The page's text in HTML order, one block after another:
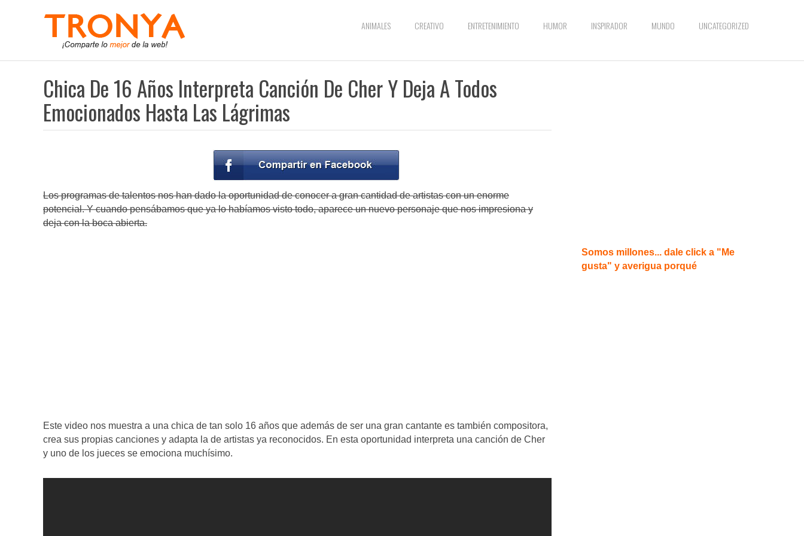
ANIMALES CREATIVO ENTRETENIMIENTO HUMOR INSPIRADOR MUNDO UNCATEGORIZED
Chica De 16 Años Interpreta Canción De Cher Y Deja A Todos
Emocionados Hasta Las Lágrimas
Los programas de talentos nos han dado la oportunidad de conocer a gran cantidad de artistas con un enorme
potencial. Y cuando pensábamos que ya lo habíamos visto todo, aparece un nuevo personaje que nos impresiona y
deja con la boca abierta.
Este video nos muestra a una chica de tan solo 16 años que además de ser una gran cantante es también compositora,
crea sus propias canciones y adapta la de artistas ya reconocidos. En esta oportunidad interpreta una canción de Cher
y uno de los jueces se emociona muchísimo.
Somos millones... dale click a "Me
gusta" y averigua porqué